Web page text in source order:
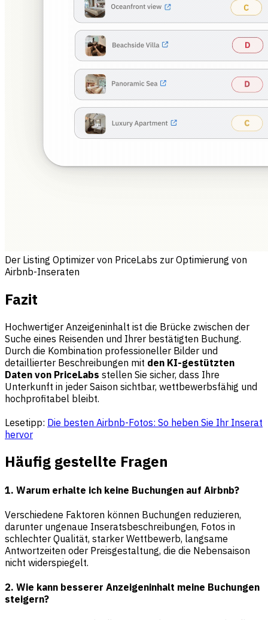
Der Listing Optimizer von PriceLabs zur Optimierung von
Airbnb-Inseraten
Fazit
Hochwertiger Anzeigeninhalt ist die Brücke zwischen der
Suche eines Reisenden und Ihrer bestätigten Buchung.
Durch die Kombination professioneller Bilder und
detaillierter Beschreibungen mit den KI-gestützten
Daten von PriceLabs stellen Sie sicher, dass Ihre
Unterkunft in jeder Saison sichtbar, wettbewerbsfähig und
hochprofitabel bleibt.
Lesetipp: Die besten Airbnb-Fotos: So heben Sie Ihr Inserat
hervor
Häufig gestellte Fragen
1. Warum erhalte ich keine Buchungen auf Airbnb?
Verschiedene Faktoren können Buchungen reduzieren,
darunter ungenaue Inseratsbeschreibungen, Fotos in
schlechter Qualität, starker Wettbewerb, langsame
Antwortzeiten oder Preisgestaltung, die die Nebensaison
nicht widerspiegelt.
2. Wie kann besserer Anzeigeninhalt meine Buchungen
steigern?